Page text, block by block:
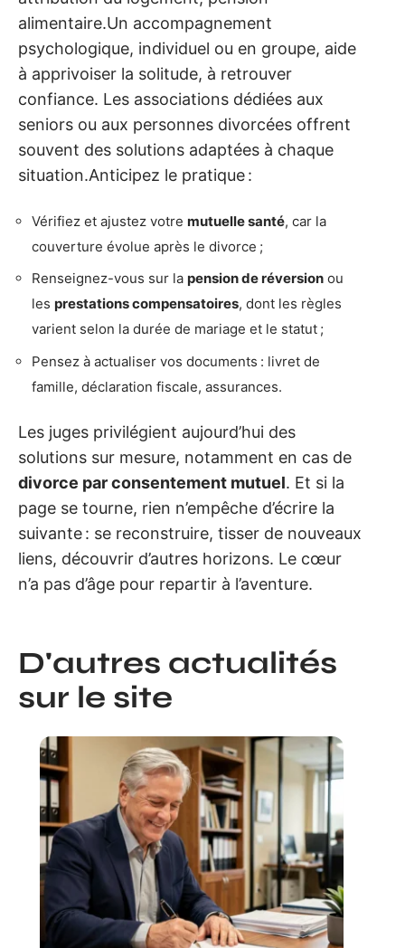
alimentaire.Un accompagnement
psychologique, individuel ou en groupe, aide
à apprivoiser la solitude, à retrouver
confiance. Les associations dédiées aux
seniors ou aux personnes divorcées offrent
souvent des solutions adaptées à chaque
situation.Anticipez le pratique :
Vérifiez et ajustez votre mutuelle santé, car la
couverture évolue après le divorce ;
Renseignez-vous sur la pension de réversion ou
les prestations compensatoires, dont les règles
varient selon la durée de mariage et le statut ;
Pensez à actualiser vos documents : livret de
famille, déclaration fiscale, assurances.
Les juges privilégient aujourd’hui des
solutions sur mesure, notamment en cas de
divorce par consentement mutuel. Et si la
page se tourne, rien n’empêche d’écrire la
suivante : se reconstruire, tisser de nouveaux
liens, découvrir d’autres horizons. Le cœur
n’a pas d’âge pour repartir à l’aventure.
D'autres actualités
sur le site